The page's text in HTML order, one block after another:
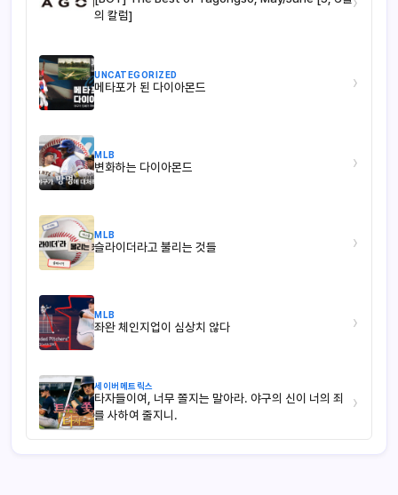
의 칼럼]
UNCATEGORIZED
메타포가 된 다이아몬드 ›
MLB
변화하는 다이아몬드 ›
MLB
슬라이더라고 불리는 것들 ›
MLB
좌완 체인지업이 심상치 않다 ›
세이버메트릭스
타자들이여, 너무 쫄지는 말아라. 야구의 신이 너의 죄
를 사하여 줄지니.
›